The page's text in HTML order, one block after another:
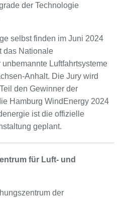
der Technologie
selbst finden im Juni 2024
das Nationale
Luftfahrtsysteme
Anhalt. Die Jury wird
den Gewinner der
Hamburg WindEnergy 2024
ist die offizielle
geplant.
für Luft- und
der